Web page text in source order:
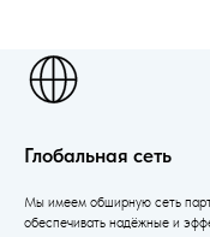
Глобальная сеть
Мы имеем обширную сеть
обеспечивать надёжные и